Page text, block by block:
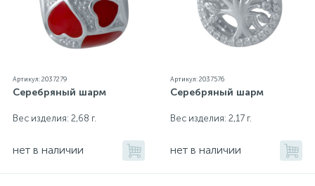
Артикул: 2037279
Серебряный шарм
Вес изделия: 2,68 г.
нет в наличии
Артикул: 2037576
Серебряный шарм
Вес изделия: 2,17 г.
нет в наличии